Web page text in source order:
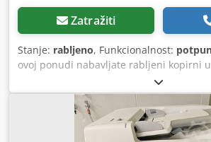
Zatražiti
Stanje: rabljeno, Funkcionalnost:
ovoj ponudi nabavljate rabljeni kopirni
AltaLink C8255 MFP". Predmet prodaje:
C8255 MFP Broj isprintanih stranica:
približno 1.795 stranica U boji ukupno:
stranice Crsdpfjzb Akyex Akkef Ukupno:
stranica Stanje: Ova ponuda odnosi se